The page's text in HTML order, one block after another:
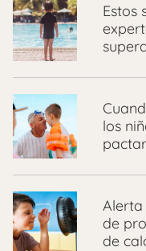
Estos
los
Alerta
de
de